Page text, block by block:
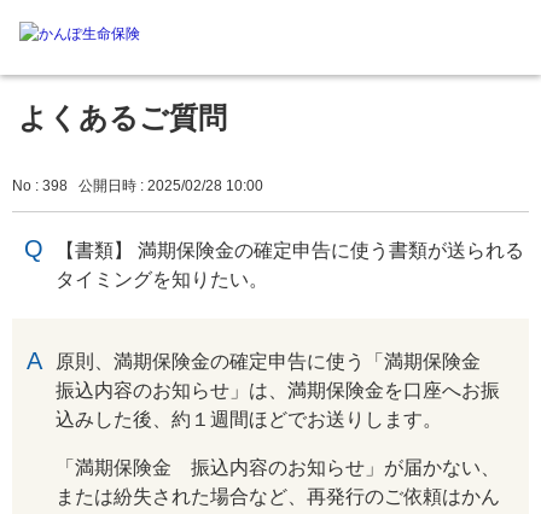
よくあるご質問
No : 398 公開日時 : 2025/02/28 10:00
【書類】 満期保険金の確定申告に使う書類が送られる
タイミングを知りたい。
原則、満期保険金の確定申告に使う「満期保険金
振込内容のお知らせ」は、満期保険金を口座へお振
込みした後、約１週間ほどでお送りします。
「満期保険金 振込内容のお知らせ」が届かない、
または紛失された場合など、再発行のご依頼はかん